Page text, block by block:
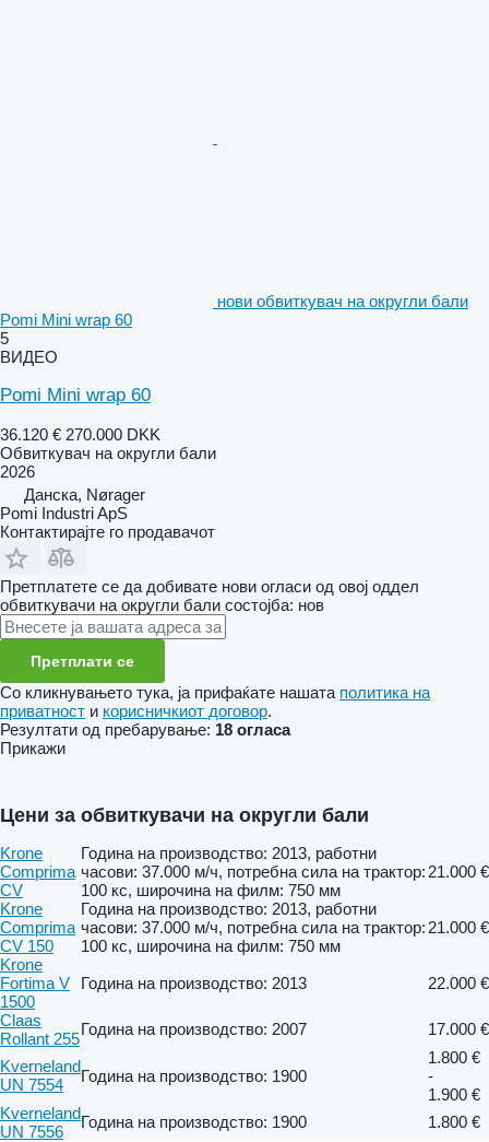
нови обвиткувач на округли бали
Pomi Mini wrap 60
5
ВИДЕО
Pomi Mini wrap 60
36.120 € 270.000 DKK
Обвиткувач на округли бали
2026
Данска, Nørager
Pomi Industri ApS
Контактирајте го продавачот
Претплатете се да добивате нови огласи од овој оддел
обвиткувачи на округли бали состојба: нов
Претплати се
Со кликнувањето тука, ја прифаќате нашата политика на
приватност и корисничкиот договор.
Резултати од пребарување: 18 огласа
Прикажи
Цени за обвиткувачи на округли бали
Krone
Comprima
CV
Година на производство: 2013, работни
часови: 37.000 м/ч, потребна сила на трактор:
100 кс, широчина на филм: 750 мм
21.000 €
Krone
Comprima
CV 150
Година на производство: 2013, работни
часови: 37.000 м/ч, потребна сила на трактор:
100 кс, широчина на филм: 750 мм
21.000 €
Krone
Fortima V
1500
Година на производство: 2013
22.000 €
Claas
Rollant 255
Година на производство: 2007
17.000 €
Kverneland
UN 7554
Година на производство: 1900
1.800 €
-
1.900 €
Kverneland
UN 7556
Година на производство: 1900 1.800 €